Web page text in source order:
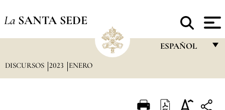
La SANTA SEDE
ESPAÑOL
ITALIANO
DISCURSOS 2023 ENERO